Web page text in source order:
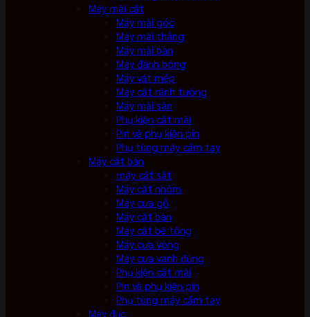
Máy mài cắt
Máy mài góc
Máy mài thẳng
Máy mài bàn
Máy đánh bóng
Máy vát mép
Máy cắt rãnh tường
Máy mài sàn
Phụ kiện cắt mài
Pin và phụ kiện pin
Phụ tùng máy cầm tay
Máy cắt bàn
máy cắt sắt
Máy cắt nhôm
Máy cưa gỗ
Máy cắt bàn
Máy cắt bê tông
Máy cưa vòng
Máy cưa vanh đứng
Phụ kiện cắt mài
Pin và phụ kiện pin
Phụ tùng máy cầm tay
Máy đục